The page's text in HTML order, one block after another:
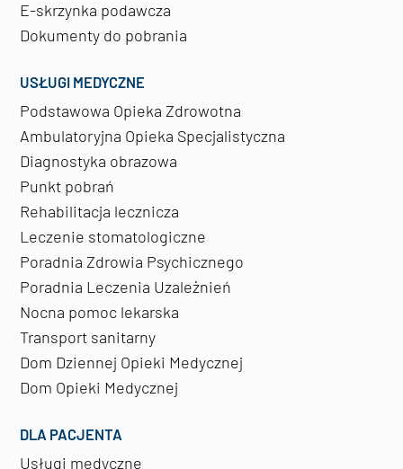
E-skrzynka podawcza
Dokumenty do pobrania
USŁUGI MEDYCZNE
Podstawowa Opieka Zdrowotna
Ambulatoryjna Opieka Specjalistyczna
Diagnostyka obrazowa
Punkt pobrań
Rehabilitacja lecznicza
Leczenie stomatologiczne
Poradnia Zdrowia Psychicznego
Poradnia Leczenia Uzależnień
Nocna pomoc lekarska
Transport sanitarny
Dom Dziennej Opieki Medycznej
Dom Opieki Medycznej
DLA PACJENTA
Usługi medyczne